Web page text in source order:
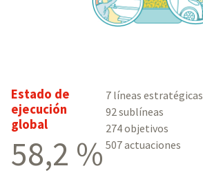
Estado de
ejecución
global
58,2 %
7 líneas estratégicas
92 sublíneas
274 objetivos
507 actuaciones